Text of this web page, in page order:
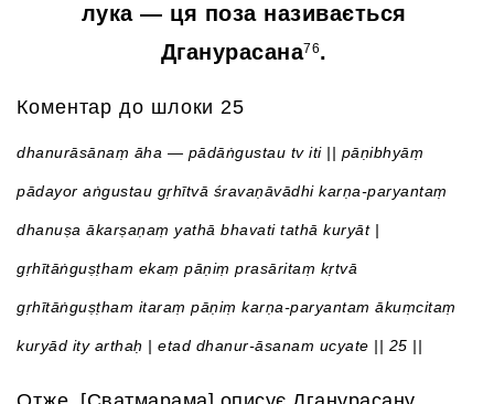
лука — ця поза називається
Дганурасана76.
Коментар до шлоки 25
dhanurāsānaṃ āha — pādāṅgustau tv iti || pāṇibhyāṃ
pādayor aṅgustau gṛhītvā śravaṇāvādhi karṇa-paryantaṃ
dhanuṣa ākarṣaṇaṃ yathā bhavati tathā kuryāt |
gṛhītāṅguṣṭham ekaṃ pāṇiṃ prasāritaṃ kṛtvā
gṛhītāṅguṣṭham itaraṃ pāṇiṃ karṇa-paryantam ākuṃcitaṃ
kuryād ity arthaḥ | etad dhanur-āsanam ucyate || 25 ||